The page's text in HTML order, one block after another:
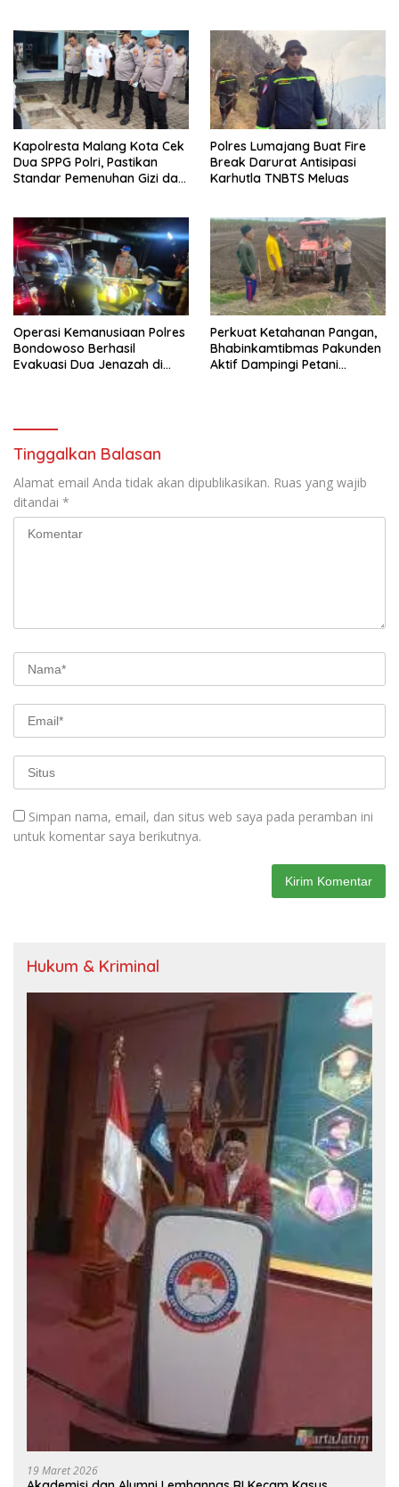
Kapolresta Malang Kota Cek
Dua SPPG Polri, Pastikan
Standar Pemenuhan Gizi dan
Polres Lumajang Buat Fire
Break Darurat Antisipasi
Karhutla TNBTS Meluas
Operasi Kemanusiaan Polres
Bondowoso Berhasil
Evakuasi Dua Jenazah di
Perkuat Ketahanan Pangan,
Bhabinkamtibmas Pakunden
Aktif Dampingi Petani
Tinggalkan Balasan
Alamat email Anda tidak akan dipublikasikan. Ruas yang wajib
ditandai *
Simpan nama, email, dan situs web saya pada peramban ini
untuk komentar saya berikutnya.
Hukum & Kriminal
19 Maret 2026